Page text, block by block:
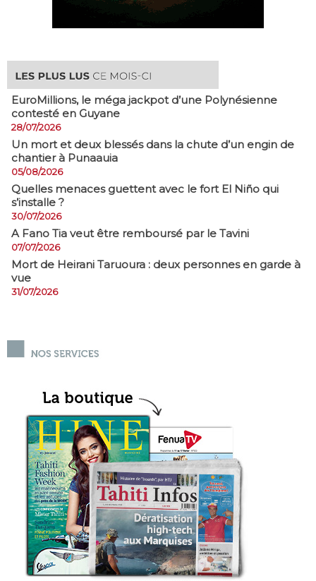
EuroMillions, ​le méga jackpot d’une Polynésienne
contesté en Guyane
28/07/2026
​Un mort et deux blessés dans la chute d’un engin de
chantier à Punaauia
05/08/2026
Quelles menaces guettent avec le fort El Niño qui
s’installe ?
30/07/2026
A Fano Tia veut être remboursé par le Tavini
07/07/2026
Mort de Heirani Taruoura : deux personnes en garde à
vue
31/07/2026